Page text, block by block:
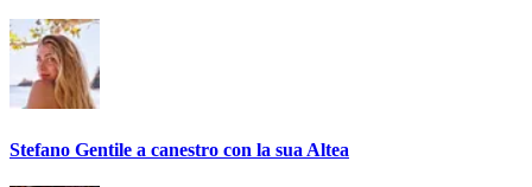
Stefano Gentile a canestro con la sua Altea